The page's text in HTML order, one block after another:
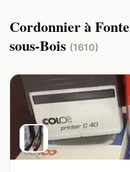
Cordonnier à
sous-Bois (1610)